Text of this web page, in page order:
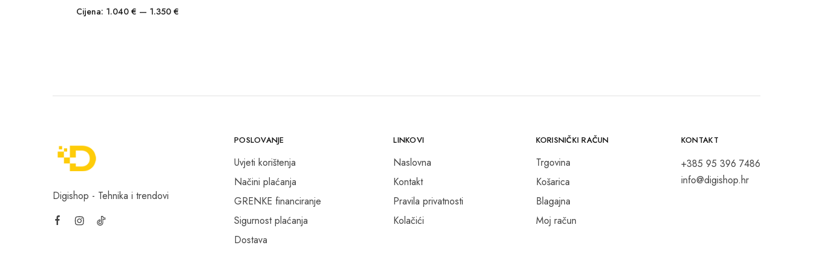
Cijena: 1.040 € — 1.350 €
Digishop - Tehnika i trendovi
POSLOVANJE
Uvjeti korištenja
Načini plaćanja
GRENKE financiranje
Sigurnost plaćanja
Dostava
LINKOVI
Naslovna
Kontakt
Pravila privatnosti
Kolačići
KORISNIČKI RAČUN
Trgovina
Košarica
Blagajna
Moj račun
KONTAKT
+385 95 396 7486
info@digishop.hr